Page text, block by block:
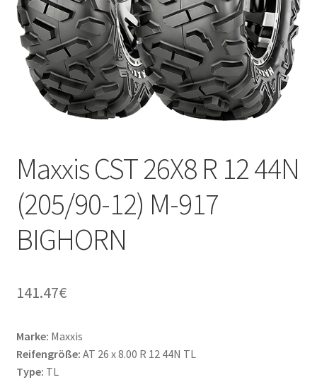
Maxxis CST 26X8 R 12 44N
(205/90-12) M-917
BIGHORN
141.47€
Marke: Maxxis
Reifengröße: AT 26 x 8.00 R 12 44N TL
Type: TL